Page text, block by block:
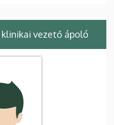
klinikai vezető ápoló